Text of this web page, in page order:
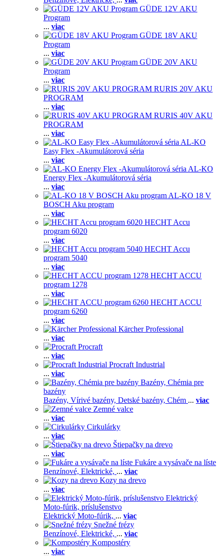
GÜDE 12V AKU
Program
... viac
GÜDE 18V AKU
Program
... viac
GÜDE 20V AKU
Program
... viac
RURIS 20V AKU
PROGRAM
... viac
RURIS 40V AKU
PROGRAM
... viac
AL-KO
Easy Flex -Akumulátorová séria
... viac
AL-KO
Energy Flex -Akumulátorová séria
... viac
AL-KO 18 V
BOSCH Aku program
... viac
HECHT Accu
program 6020
... viac
HECHT Accu
program 5040
... viac
HECHT ACCU
program 1278
... viac
HECHT ACCU
program 6260
... viac
Kärcher Professional
... viac
Procraft
... viac
Procraft Industrial
... viac
Bazény, Chémia pre
bazény
Bazény, Vírivé bazény, Detské bazény, Chém ... viac
Zemné valce
... viac
Cirkulárky
... viac
Štiepačky na drevo
... viac
Fukáre a vysávače na líste
Benzínové, Elektrické, ... viac
Kozy na drevo
... viac
Elektrický
Moto-fúrik, príslušenstvo
Elektrický Moto-fúrik, ... viac
Snežné frézy
Benzínové, Elektrické, ... viac
Kompostéry
... viac